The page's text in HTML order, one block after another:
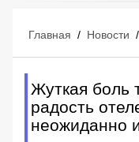
Главная / Новости /
Жуткая боль
радость
неожиданно